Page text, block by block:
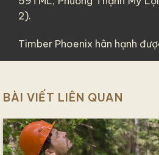
2).
Timber Phoenix hân hạnh
BÀI VIẾT LIÊN QUAN